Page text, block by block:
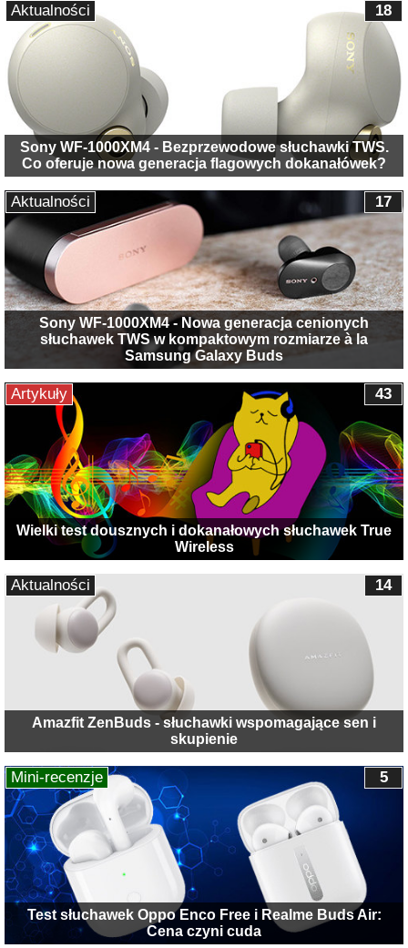
Sony WF-1000XM4 - Bezprzewodowe słuchawki TWS.
Co oferuje nowa generacja flagowych dokanałówek?
18
Aktualności
Sony WF-1000XM4 - Nowa generacja cenionych
słuchawek TWS w kompaktowym rozmiarze à la
Samsung Galaxy Buds
17
Aktualności
Wielki test dousznych i dokanałowych słuchawek True
Wireless
43
Artykuły
Amazfit ZenBuds - słuchawki wspomagające sen i
skupienie
14
Aktualności
Test słuchawek Oppo Enco Free i Realme Buds Air:
Cena czyni cuda
5
Mini-recenzje